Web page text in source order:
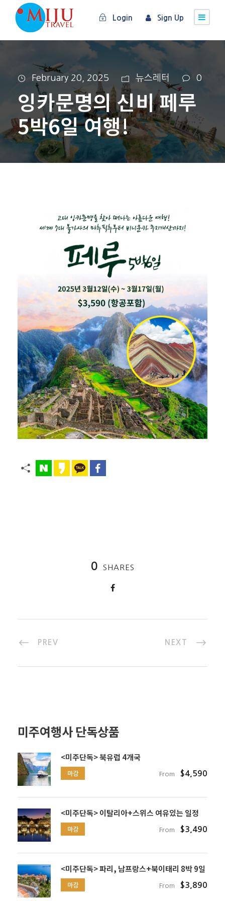
Login Sign Up
February 20, 2025 뉴스레터 0
잉카문명의 신비 페루
5박6일 여행!
0 SHARES
PREV NEXT
미주여행사 단독상품
<미주단독> 북유럽 4개국
마감 From $4,590
<미주단독> 이탈리아+스위스 여유있는 일정
마감 From $3,490
<미주단독> 파리, 남프랑스+북이태리 8박 9일
마감 From $3,890